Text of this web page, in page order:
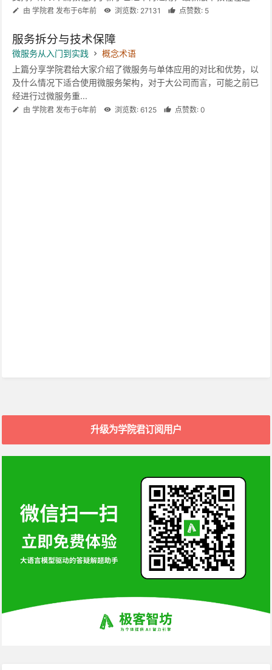
由 学院君 发布于6年前 浏览数: 27131 点赞数: 5
服务拆分与技术保障
微服务从入门到实践
概念术语
上篇分享学院君给大家介绍了微服务与单体应用的对比和优势，以
及什么情况下适合使用微服务架构，对于大公司而言，可能之前已
经进行过微服务重...
由 学院君 发布于6年前 浏览数: 6125 点赞数: 0
升级为学院君订阅用户